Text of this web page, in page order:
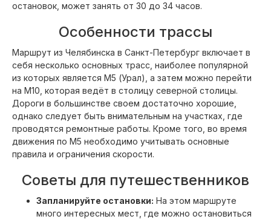
остановок, может занять от 30 до 34 часов.
Особенности трассы
Маршрут из Челябинска в Санкт-Петербург включает в
себя несколько основных трасс, наиболее популярной
из которых является М5 (Урал), а затем можно перейти
на М10, которая ведёт в столицу северной столицы.
Дороги в большинстве своем достаточно хорошие,
однако следует быть внимательным на участках, где
проводятся ремонтные работы. Кроме того, во время
движения по М5 необходимо учитывать основные
правила и ограничения скорости.
Советы для путешественников
Запланируйте остановки: На этом маршруте
много интересных мест, где можно остановиться